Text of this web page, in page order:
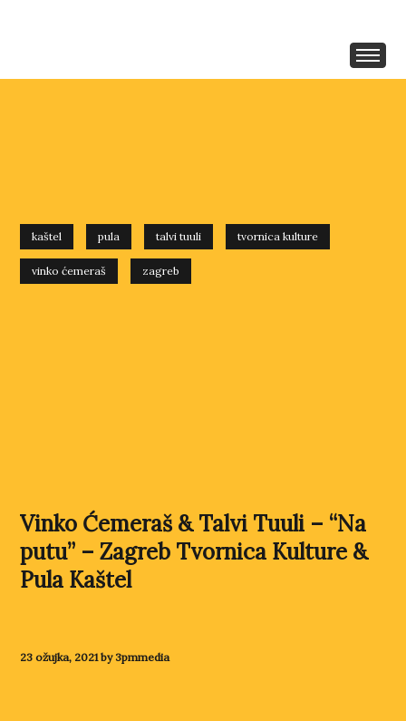
kaštel pula talvi tuuli tvornica kulture
vinko ćemeraš zagreb
Vinko Ćemeraš & Talvi Tuuli – “Na
putu” – Zagreb Tvornica Kulture &
Pula Kaštel
23 ožujka, 2021 by 3pmmedia